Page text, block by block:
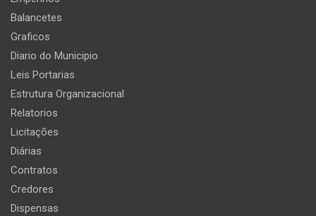
Balancetes
Graficos
Diario do Municipio
Leis Portarias
Estrutura Organizacional
Relatorios
Licitações
Diárias
Contratos
Credores
Dispensas